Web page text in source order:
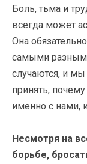
Боль, тьма и
всегда может
Она
самыми
случаются, и
принять,
именно с нами,
Несмотря на
борьбе,